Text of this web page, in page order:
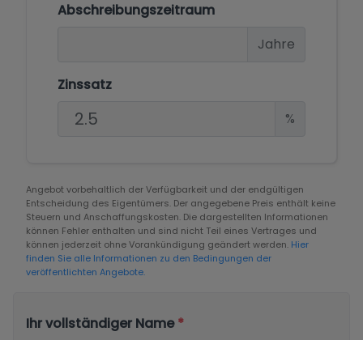
Abschreibungszeitraum
Jahre
Zinssatz
%
Angebot vorbehaltlich der Verfügbarkeit und der endgültigen
Entscheidung des Eigentümers. Der angegebene Preis enthält keine
Steuern und Anschaffungskosten. Die dargestellten Informationen
können Fehler enthalten und sind nicht Teil eines Vertrages und
können jederzeit ohne Vorankündigung geändert werden. Hier
finden Sie alle Informationen zu den Bedingungen der
veröffentlichten Angebote.
Ihr vollständiger Name*